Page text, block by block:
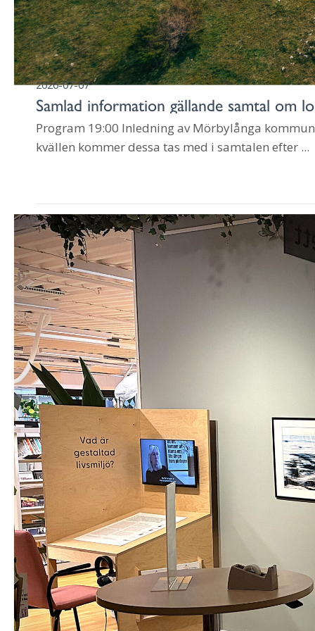
2026-07-07
Samlad information gällande samtal om
Program 19:00 Inledning av Mörbylånga
kvällen kommer dessa tas med i samtalen efter ...